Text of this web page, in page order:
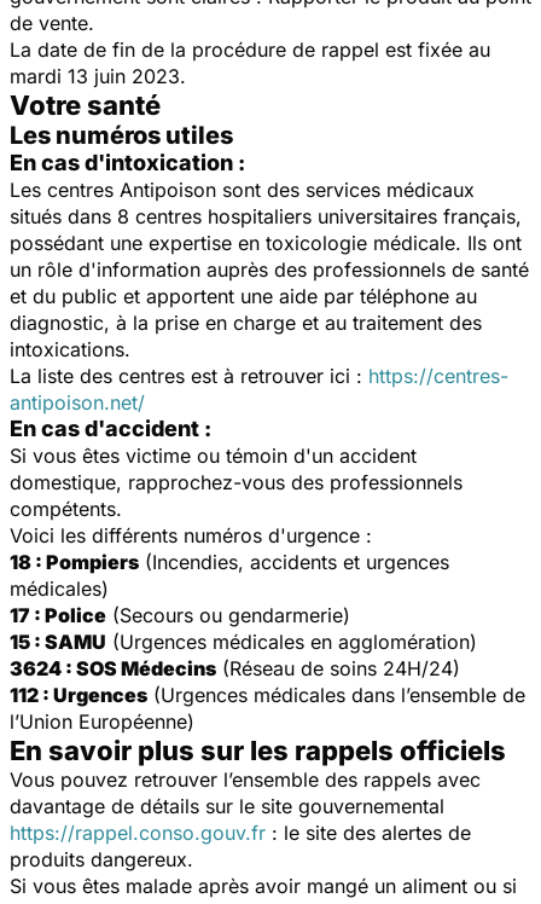
de vente.
La date de fin de la procédure de rappel est fixée au
mardi 13 juin 2023.
Votre santé
Les numéros utiles
En cas d'intoxication :
Les centres Antipoison sont des services médicaux
situés dans 8 centres hospitaliers universitaires français,
possédant une expertise en toxicologie médicale. Ils ont
un rôle d'information auprès des professionnels de santé
et du public et apportent une aide par téléphone au
diagnostic, à la prise en charge et au traitement des
intoxications.
La liste des centres est à retrouver ici : https://centres-
antipoison.net/
En cas d'accident :
Si vous êtes victime ou témoin d'un accident
domestique, rapprochez-vous des professionnels
compétents.
Voici les différents numéros d'urgence :
18 : Pompiers (Incendies, accidents et urgences
médicales)
17 : Police (Secours ou gendarmerie)
15 : SAMU (Urgences médicales en agglomération)
3624 : SOS Médecins (Réseau de soins 24H/24)
112 : Urgences (Urgences médicales dans l’ensemble de
l’Union Européenne)
En savoir plus sur les rappels officiels
Vous pouvez retrouver l’ensemble des rappels avec
davantage de détails sur le site gouvernemental
https://rappel.conso.gouv.fr : le site des alertes de
produits dangereux.
Si vous êtes malade après avoir mangé un aliment ou si